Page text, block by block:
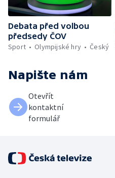
Debata před volbou
předsedy ČOV
Sport
Olympijské hry Český
Napište nám
Otevřít
kontaktní
formulář